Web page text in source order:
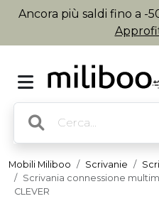
Ancora più saldi fino a -
Mobili Miliboo Scrivanie
Scrivania connessione
CLEVER